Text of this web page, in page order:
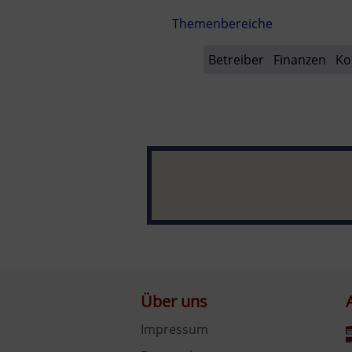
Themenbereiche
Betreiber Finanzen
Über uns
Impressum